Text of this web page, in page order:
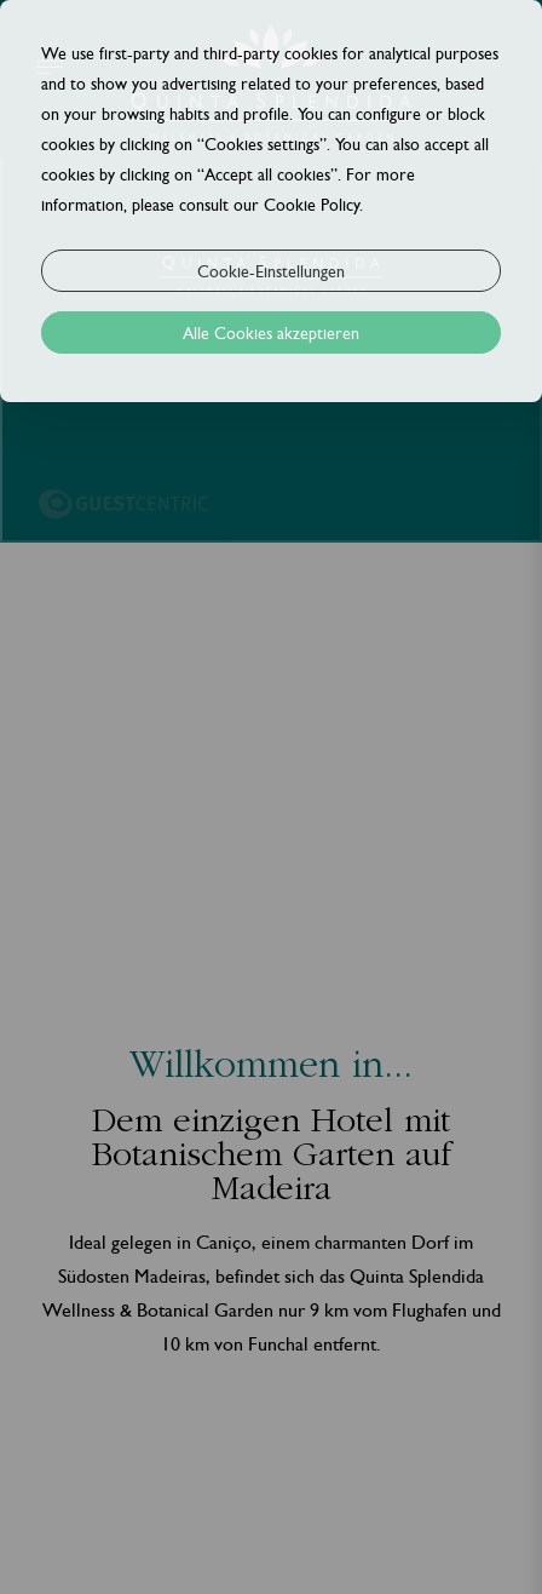
Willkommen in...
Dem einzigen Hotel mit
Botanischem Garten auf
Madeira
Ideal gelegen in Caniço, einem charmanten Dorf im
Südosten Madeiras, befindet sich das Quinta Splendida
Wellness & Botanical Garden nur 9 km vom Flughafen und
10 km von Funchal entfernt.
We use first-party and third-party cookies for analytical purposes
and to show you advertising related to your preferences, based
on your browsing habits and profile. You can configure or block
cookies by clicking on “Cookies settings”. You can also accept all
cookies by clicking on “Accept all cookies”. For more
information, please consult our Cookie Policy.
Cookie-Einstellungen
Alle Cookies akzeptieren